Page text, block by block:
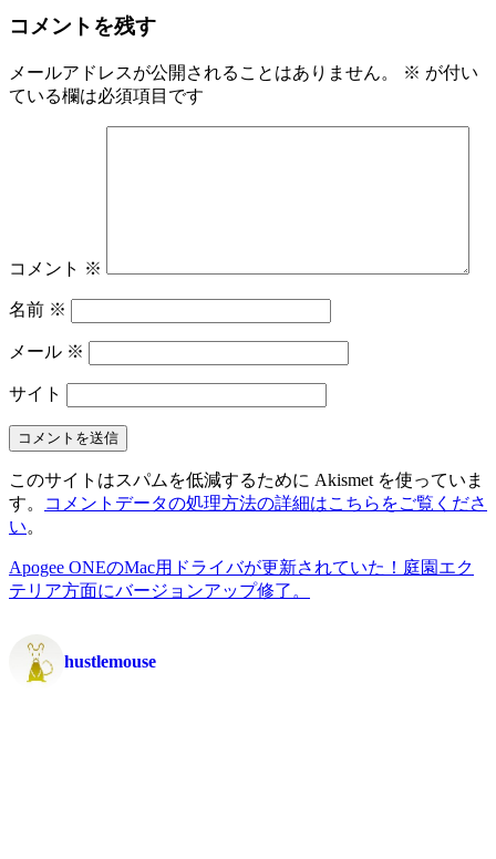
コメントを残す
メールアドレスが公開されることはありません。 ※ が付い
ている欄は必須項目です
コメント ※
名前 ※
メール ※
サイト
このサイトはスパムを低減するために Akismet を使っていま
す。
コメントデータの処理方法の詳細はこちらをご覧くださ
い。
Apogee ONEのMac用ドライバが更新されていた！ 庭園エク
テリア方面にバージョンアップ修了。
hustlemouse